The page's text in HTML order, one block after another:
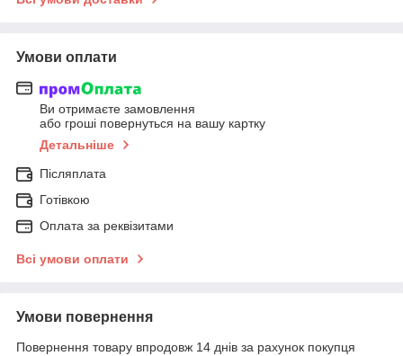
Умови оплати
Ви отримаєте замовлення
або гроші повернуться на вашу картку
Детальніше
Післяплата
Готівкою
Оплата за реквізитами
Всі умови оплати
Умови повернення
Повернення товару впродовж 14 днів за рахунок покупця